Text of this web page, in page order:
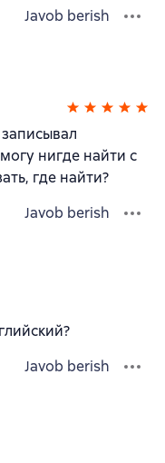
Javob berish
нигде найти с
где найти?
Javob berish
Javob berish